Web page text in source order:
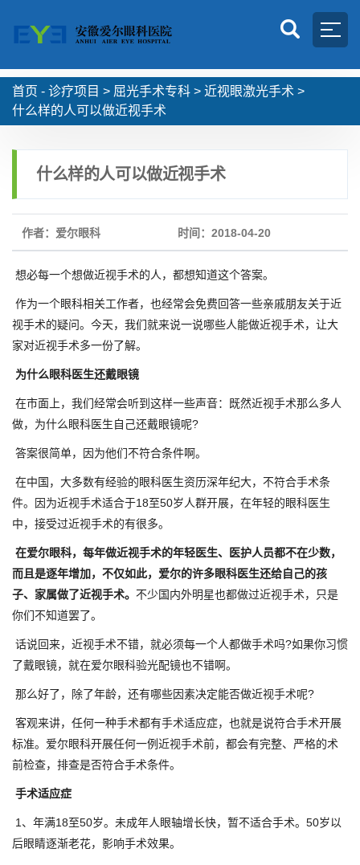
首页 - 诊疗项目 > 屈光手术专科 > 近视眼激光手术 >
什么样的人可以做近视手术
什么样的人可以做近视手术
作者：爱尔眼科 时间：2018-04-20
想必每一个想做近视手术的人，都想知道这个答案。
作为一个眼科相关工作者，也经常会免费回答一些亲戚朋友关于近
视手术的疑问。今天，我们就来说一说哪些人能做近视手术，让大
家对近视手术多一份了解。
为什么眼科医生还戴眼镜
在市面上，我们经常会听到这样一些声音：既然近视手术那么多人
做，为什么眼科医生自己还戴眼镜呢?
答案很简单，因为他们不符合条件啊。
在中国，大多数有经验的眼科医生资历深年纪大，不符合手术条
件。因为近视手术适合于18至50岁人群开展，在年轻的眼科医生
中，接受过近视手术的有很多。
在爱尔眼科，每年做近视手术的年轻医生、医护人员都不在少数，
而且是逐年增加，不仅如此，爱尔的许多眼科医生还给自己的孩
子、家属做了近视手术。 不少国内外明星也都做过近视手术，只是
你们不知道罢了。
话说回来，近视手术不错，就必须每一个人都做手术吗?如果你习惯
了戴眼镜，就在爱尔眼科验光配镜也不错啊。
那么好了，除了年龄，还有哪些因素决定能否做近视手术呢?
客观来讲，任何一种手术都有手术适应症，也就是说符合手术开展
标准。爱尔眼科开展任何一例近视手术前，都会有完整、严格的术
前检查，排查是否符合手术条件。
手术适应症
1、年满18至50岁。未成年人眼轴增长快，暂不适合手术。50岁以
后眼睛逐渐老花，影响手术效果。